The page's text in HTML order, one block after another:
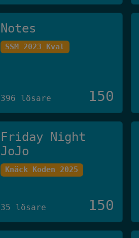
Notes
SSM 2023 Kval
396 lösare 150
Friday Night
JoJo
Knäck Koden 2025
35 lösare 150